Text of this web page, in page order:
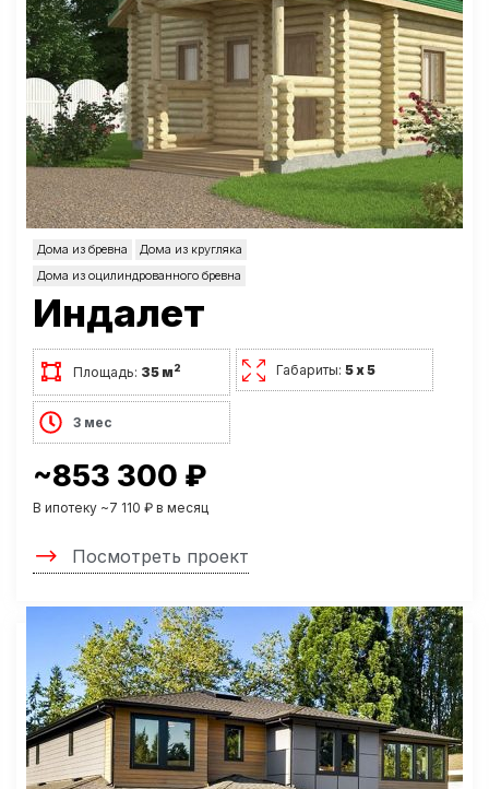
Дома из бревна
Дома из кругляка
Дома из оцилиндрованного бревна
Индалет
Площадь: 35 м2 Габариты:5 х 5
3 мес
~853 300 ₽
В ипотеку ~7 110 ₽ в месяц
Посмотреть проект